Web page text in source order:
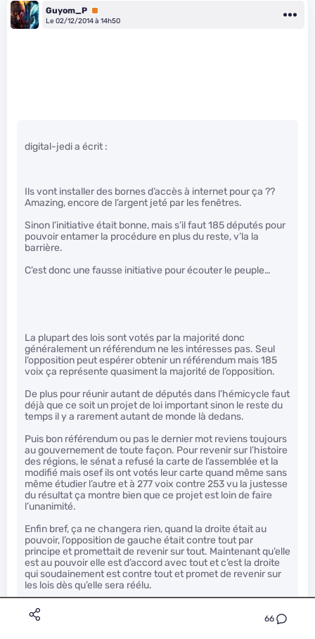
66
Guyom_P Premium
Le 02/12/2014 à 14h50
digital-jedi a écrit :
Ils vont installer des bornes d’accès à internet pour ça ??
Amazing, encore de l’argent jeté par les fenêtres.
Sinon l’initiative était bonne, mais s’il faut 185 députés pour
pouvoir entamer la procédure en plus du reste, v’la la
barrière.
C’est donc une fausse initiative pour écouter le peuple…
La plupart des lois sont votés par la majorité donc
généralement un référendum ne les intéresses pas. Seul
l’opposition peut espérer obtenir un référendum mais 185
voix ça représente quasiment la majorité de l’opposition.
De plus pour réunir autant de députés dans l’hémicycle faut
déjà que ce soit un projet de loi important sinon le reste du
temps il y a rarement autant de monde là dedans.
Puis bon référendum ou pas le dernier mot reviens toujours
au gouvernement de toute façon. Pour revenir sur l’histoire
des régions, le sénat a refusé la carte de l’assemblée et la
modifié mais osef ils ont votés leur carte quand même sans
même étudier l’autre et à 277 voix contre 253 vu la justesse
du résultat ça montre bien que ce projet est loin de faire
l’unanimité.
Enfin bref, ça ne changera rien, quand la droite était au
pouvoir, l’opposition de gauche était contre tout par
principe et promettait de revenir sur tout. Maintenant qu’elle
est au pouvoir elle est d’accord avec tout et c’est la droite
qui soudainement est contre tout et promet de revenir sur
les lois dès qu’elle sera réélu.
&nbsp;Si on parlait pas de notre pays et de ceux qui ont
l’avenir de notre pays entre les mains ce serait presque